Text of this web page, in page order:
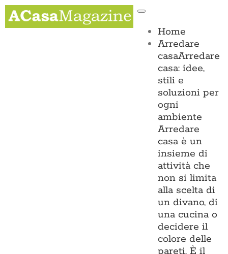
Salta
contenuto
Toggle
Home
Arredare
casaArredare
casa: idee,
stili e
soluzioni per
ogni
ambiente
Arredare
casa è un
insieme di
attività che
non si limita
alla scelta di
un divano, di
una cucina o
decidere il
colore delle
pareti. È il